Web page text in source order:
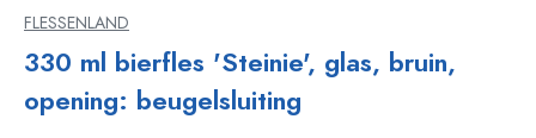
FLESSENLAND
330 ml bierfles 'Steinie', glas, bruin,
opening: beugelsluiting